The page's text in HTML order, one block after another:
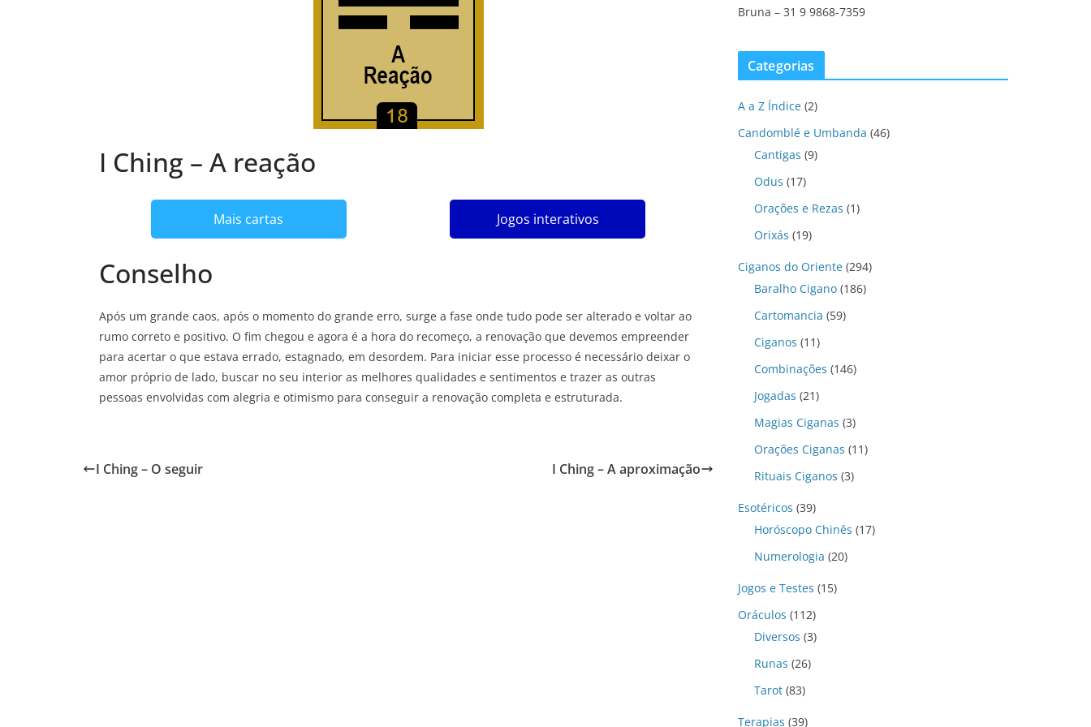
I Ching – A reação
Mais cartas Jogos interativos
Conselho
Após um grande caos, após o momento do grande erro, surge a fase onde tudo pode ser alterado e voltar ao
rumo correto e positivo. O fim chegou e agora é a hora do recomeço, a renovação que devemos empreender
para acertar o que estava errado, estagnado, em desordem. Para iniciar esse processo é necessário deixar o
amor próprio de lado, buscar no seu interior as melhores qualidades e sentimentos e trazer as outras
pessoas envolvidas com alegria e otimismo para conseguir a renovação completa e estruturada.
I Ching – O seguir I Ching – A aproximação
Bruna – 31 9 9868-7359
Categorias
A a Z Índice (2)
Candomblé e Umbanda (46)
Cantigas (9)
Odus (17)
Orações e Rezas (1)
Orixás (19)
Ciganos do Oriente (294)
Baralho Cigano (186)
Cartomancia (59)
Ciganos (11)
Combinações (146)
Jogadas (21)
Magias Ciganas (3)
Orações Ciganas (11)
Rituais Ciganos (3)
Esotéricos (39)
Horóscopo Chinês (17)
Numerologia (20)
Jogos e Testes (15)
Oráculos (112)
Diversos (3)
Runas (26)
Tarot (83)
Terapias (39)